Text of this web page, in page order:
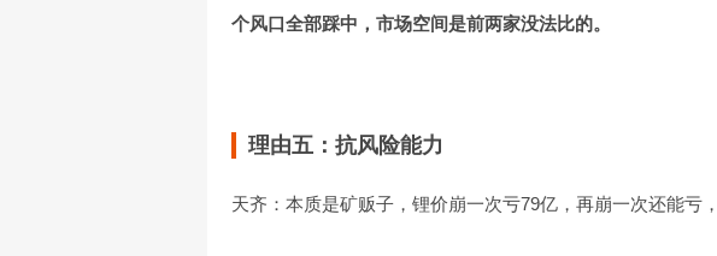
个风口全部踩中，市场空间是前两家没法比的。
理由五：抗风险能力
天齐：本质是矿贩子，锂价崩一次亏79亿，再崩一次还能亏